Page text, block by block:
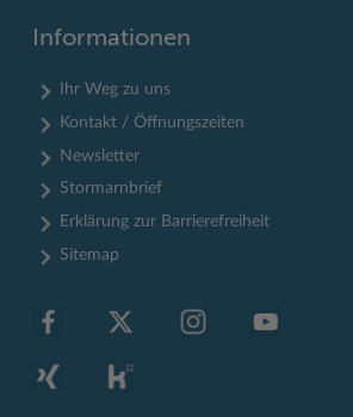
Informationen
Ihr Weg zu uns
Kontakt / Öffnungszeiten
Newsletter
Stormarnbrief
Erklärung zur Barrierefreiheit
Sitemap